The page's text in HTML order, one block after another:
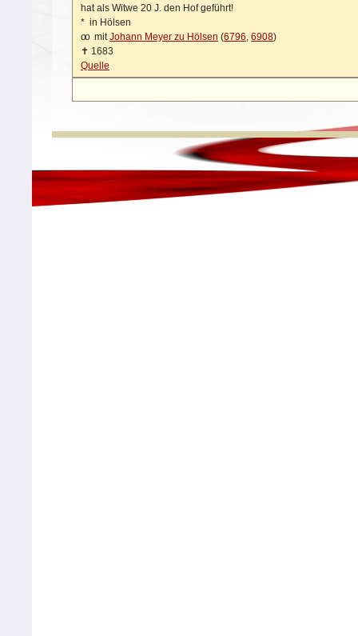
hat als Witwe 20 J. den Hof geführt!
* in Hölsen
oo mitJohann Meyer zu Hölsen (6796,6908)
✝ 1683
Quelle